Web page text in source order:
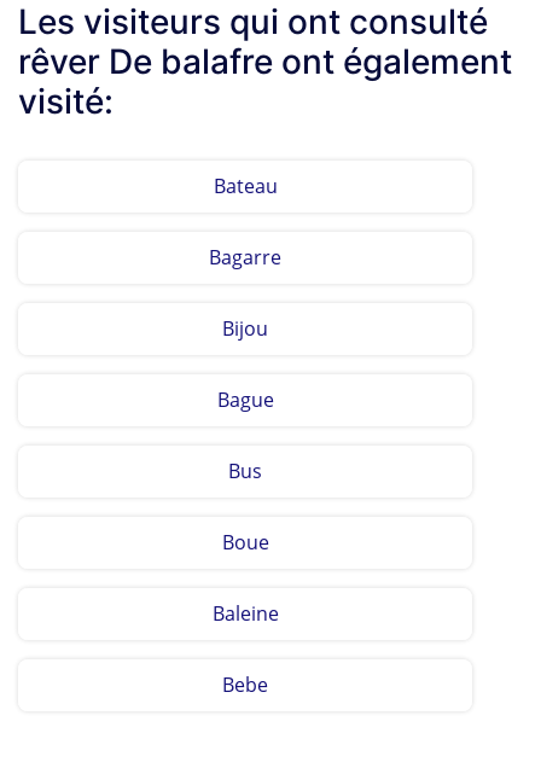
Les visiteurs qui ont consulté
rêver De balafre ont également
visité:
Bateau
Bagarre
Bijou
Bague
Bus
Boue
Baleine
Bebe